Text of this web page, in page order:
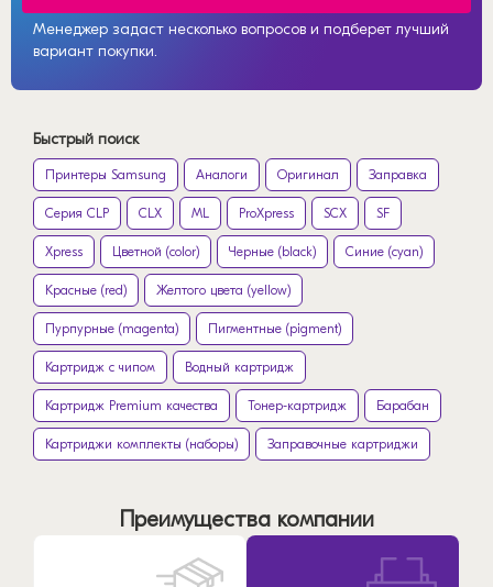
Менеджер задаст несколько вопросов и подберет лучший
вариант покупки.
Быстрый поиск
Принтеры Samsung Аналоги Оригинал Заправка
Серия CLP CLX ML ProXpress SCX SF
Xpress Цветной (color) Черные (black) Синие (cyan)
Красные (red) Желтого цвета (yellow)
Пурпурные (magenta) Пигментные (pigment)
Картридж с чипом Водный картридж
Картридж Premium качества Тонер-картридж Барабан
Картриджи комплекты (наборы) Заправочные картриджи
Преимущества компании